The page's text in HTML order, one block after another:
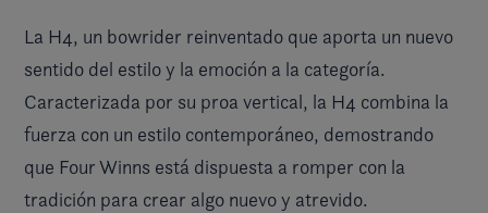
La H4, un bowrider reinventado que aporta un nuevo
sentido del estilo y la emoción a la categoría.
Caracterizada por su proa vertical, la H4 combina la
fuerza con un estilo contemporáneo, demostrando
que Four Winns está dispuesta a romper con la
tradición para crear algo nuevo y atrevido.